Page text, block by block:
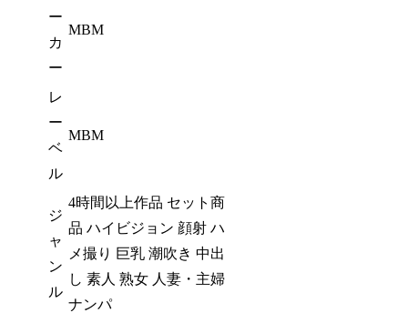
ー
カ
ー
MBM
レ
ー
ベ
ル
MBM
ジ
ャ
ン
ル
4時間以上作品 セット商
品 ハイビジョン 顔射 ハ
メ撮り 巨乳 潮吹き 中出
し 素人 熟女 人妻・主婦
ナンパ